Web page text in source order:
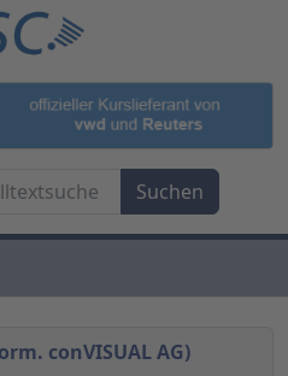
conVISUAL AG)